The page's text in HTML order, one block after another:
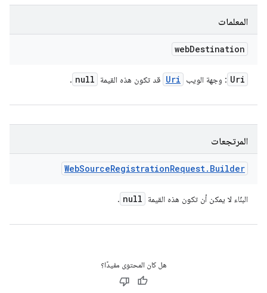
المعلمات
webDestination
Uri : وجهة الويب Uri قد تكون هذه القيمة null
.
المرتجعات
WebSourceRegistrationRequest. Builder
البنّاء لا يمكن أن تكون هذه القيمة null
.
هل كان المحتوى مفيدًا؟